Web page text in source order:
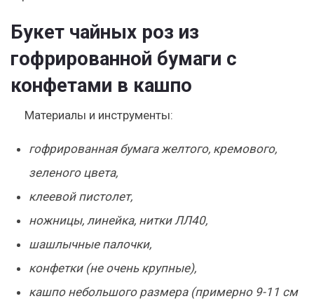
Букет чайных роз из
гофрированной бумаги с
конфетами в кашпо
Материалы и инструменты:
гофрированная бумага желтого, кремового,
зеленого цвета,
клеевой пистолет,
ножницы, линейка, нитки ЛЛ40,
шашлычные палочки,
конфетки (не очень крупные),
кашпо небольшого размера (примерно 9-11 см